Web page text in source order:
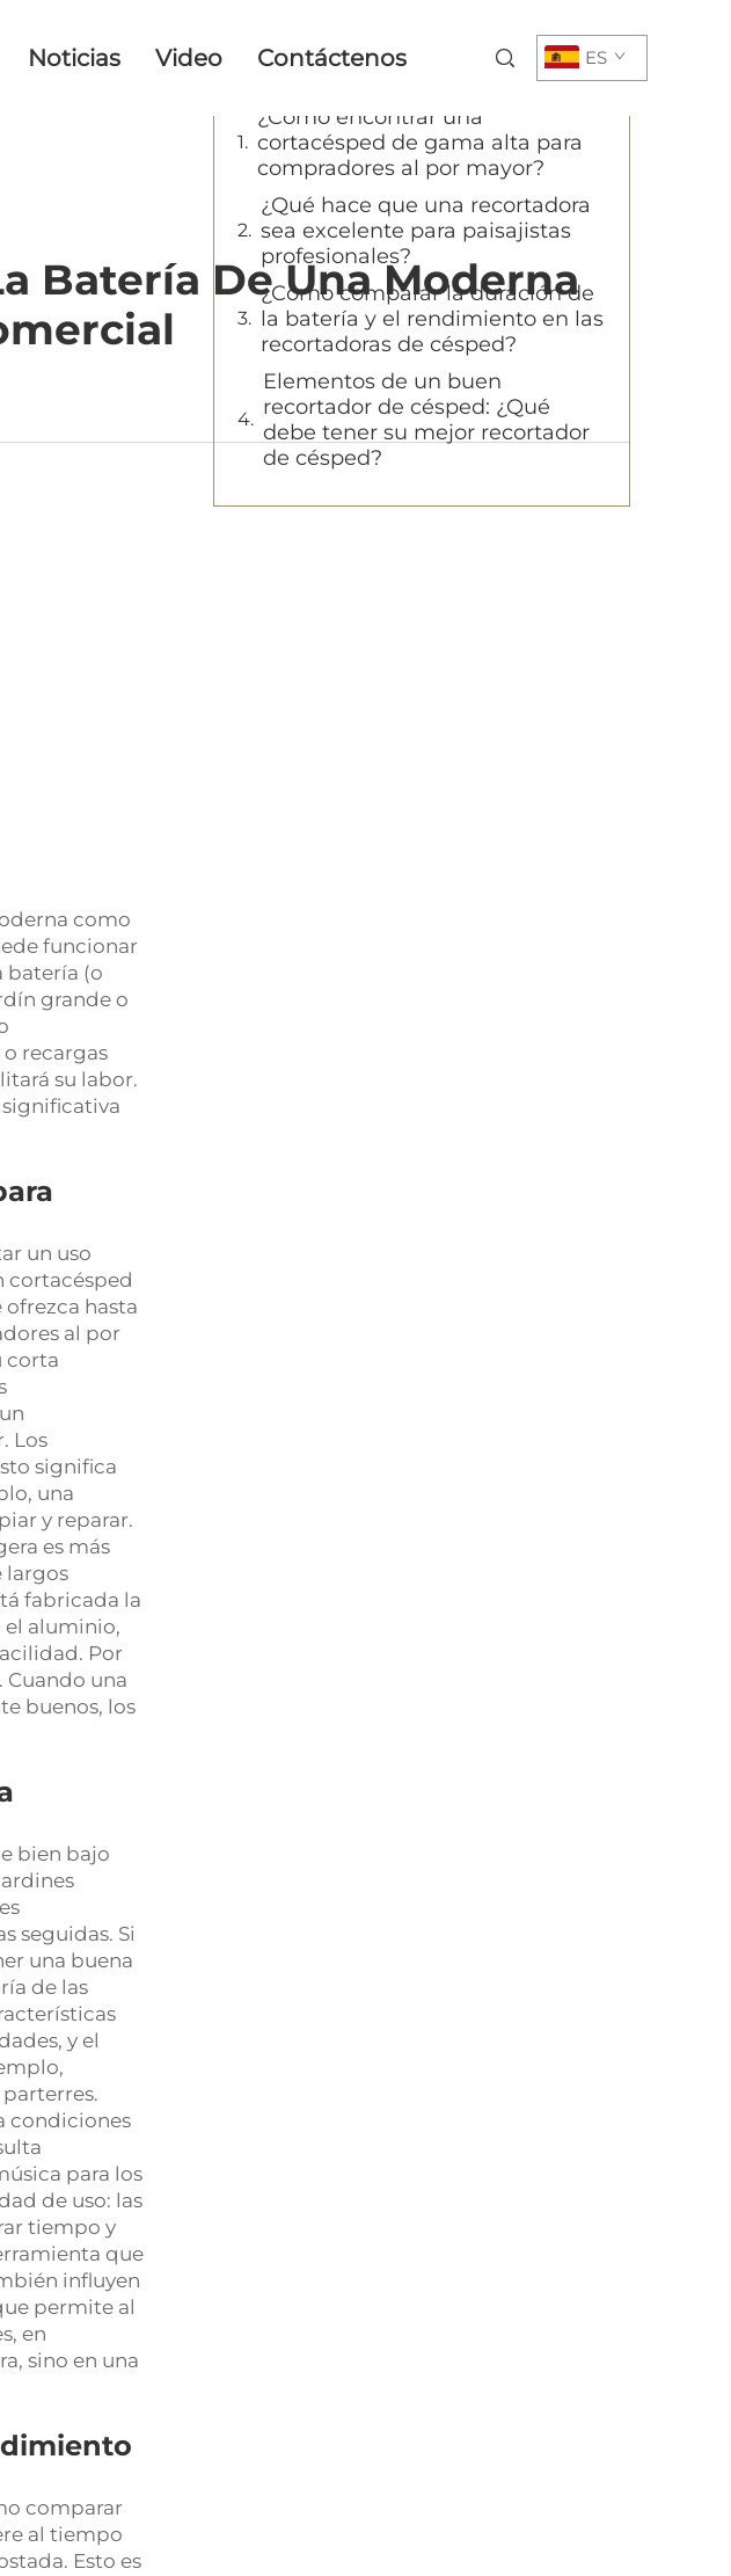
Noticias Video Contáctenos ES
Batería De Una Moderna
como
funcionar
batería (o
grande o
recargas
su labor.
significativa
un uso
cortacésped
hasta
al por
corta
Los
significa
una
y reparar.
es más
largos
fabricada la
el aluminio,
Por
Cuando una
buenos, los
bien bajo
seguidas. Si
una buena
de las
y el
condiciones
para los
de uso: las
tiempo y
que
influyen
permite al
en
sino en una
comparar
al tiempo
Esto es
Tabla de Contenido
¿Cómo encontrar una
cortacésped de gama alta para
compradores al por mayor?
¿Qué hace que una recortadora
sea excelente para paisajistas
profesionales?
¿Cómo comparar la duración de
la batería y el rendimiento en las
recortadoras de césped?
Elementos de un buen
recortador de césped: ¿Qué
debe tener su mejor recortador
de césped?